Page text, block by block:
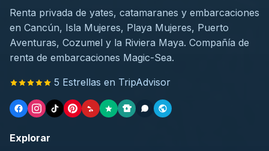
Renta privada de yates, catamaranes y embarcaciones
en Cancún, Isla Mujeres, Playa Mujeres, Puerto
Aventuras, Cozumel y la Riviera Maya. Compañía de
renta de embarcaciones Magic-Sea.
5 Estrellas en TripAdvisor
Explorar